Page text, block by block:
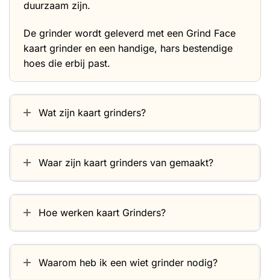
duurzaam zijn.
De grinder wordt geleverd met een Grind Face
kaart grinder en een handige, hars bestendige
hoes die erbij past.
Wat zijn kaart grinders?
Waar zijn kaart grinders van gemaakt?
Hoe werken kaart Grinders?
Waarom heb ik een wiet grinder nodig?